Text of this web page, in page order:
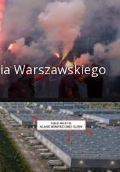
Warszawskiego